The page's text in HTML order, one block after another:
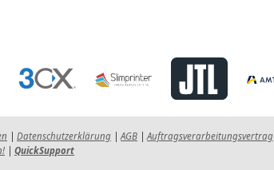
| Datenschutzerklärung | AGB | Auftragsverarbeitungsvertrag
| QuickSupport